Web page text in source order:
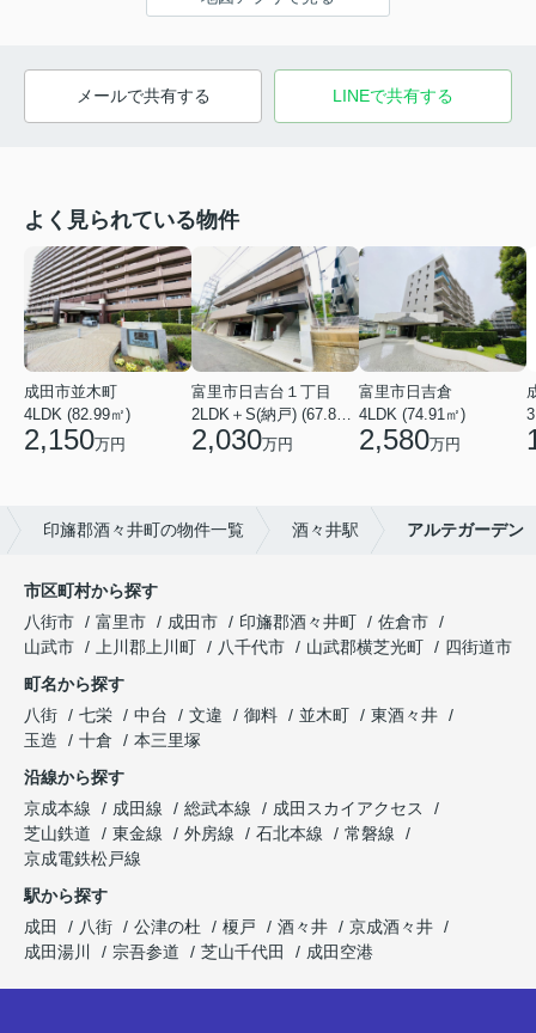
メールで共有する LINEで共有する
よく見られている物件
成田市並木町
4LDK (82.99㎡)
2,150万円
富里市日吉台１丁目
2LDK＋S(納戸) (67.84㎡)
2,030万円
富里市日吉倉
4LDK (74.91㎡)
2,580万円
印旛郡酒々井町の物件一覧 酒々井駅 アルテガーデン
市区町村から探す
八街市
富里市 成田市 印旛郡酒々井町
佐倉市
山武市
上川郡上川町 八千代市 山武郡横芝光町
四街道市
町名から探す
八街
七栄 中台 文違 御料 並木町
東酒々井
玉造
十倉
本三里塚
沿線から探す
京成本線
成田線 総武本線
成田スカイアクセス
芝山鉄道
東金線 外房線 石北本線
常磐線
京成電鉄松戸線
駅から探す
成田
八街 公津の杜 榎戸 酒々井
京成酒々井
成田湯川
宗吾参道 芝山千代田 成田空港